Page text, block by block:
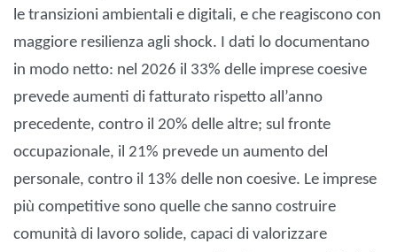
le transizioni ambientali e digitali, e che reagiscono con
maggiore resilienza agli shock. I dati lo documentano
in modo netto: nel 2026 il 33% delle imprese coesive
prevede aumenti di fatturato rispetto all’anno
precedente, contro il 20% delle altre; sul fronte
occupazionale, il 21% prevede un aumento del
personale, contro il 13% delle non coesive. Le imprese
più competitive sono quelle che sanno costruire
comunità di lavoro solide, capaci di valorizzare